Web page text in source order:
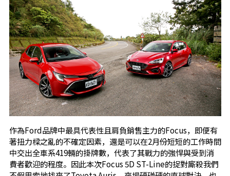
作為Ford品牌中最具代表性且肩負銷售主力的Focus，即便有
著扭力樑之亂的不確定因素，還是可以在2月份短短的工作時間
中交出全車系419輛的掛牌數，代表了其戰力的強悍與受到消
費者歡迎的程度。因此本次Focus 5D ST-Line的捉對廝殺我們